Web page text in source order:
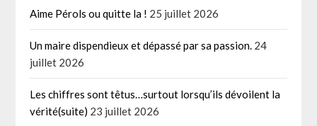
Aime Pérols ou quitte la ! 25 juillet 2026
Un maire dispendieux et dépassé par sa passion. 24
juillet 2026
Les chiffres sont têtus…surtout lorsqu’ils dévoilent la
vérité(suite) 23 juillet 2026